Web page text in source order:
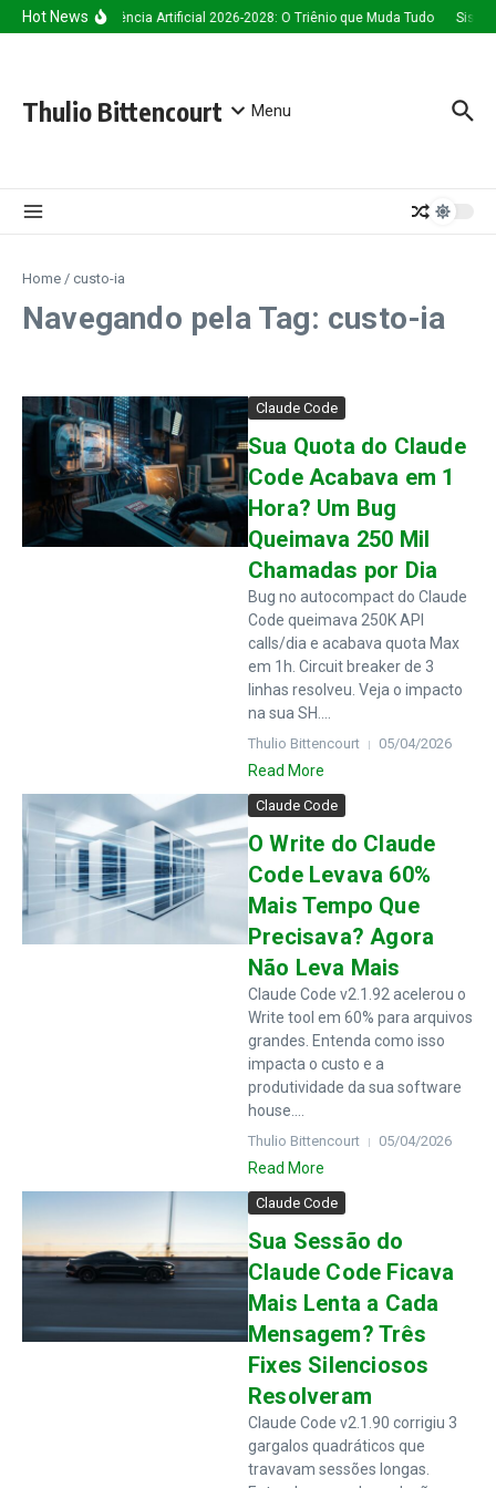
Ir para o conteúdo
Hot NewsInteligência Artificial 2026-2028: O Triênio que Muda Tudo
Thulio Bittencourt Menu
Home / custo-ia
Navegando pela Tag: custo-ia
Claude Code
Sua Quota do Claude
Code Acabava em 1
Hora? Um Bug
Queimava 250 Mil
Chamadas por Dia
Bug no autocompact do Claude
Code queimava 250K API
calls/dia e acabava quota Max
em 1h. Circuit breaker de 3
linhas resolveu. Veja o impacto
na sua SH....
Thulio Bittencourt 05/04/2026
Read More
Claude Code
O Write do Claude
Code Levava 60%
Mais Tempo Que
Precisava? Agora
Não Leva Mais
Claude Code v2.1.92 acelerou o
Write tool em 60% para arquivos
grandes. Entenda como isso
impacta o custo e a
produtividade da sua software
house....
Thulio Bittencourt 05/04/2026
Read More
Claude Code
Sua Sessão do
Claude Code Ficava
Mais Lenta a Cada
Mensagem? Três
Fixes Silenciosos
Resolveram
Claude Code v2.1.90 corrigiu 3
gargalos quadráticos que
travavam sessões longas.